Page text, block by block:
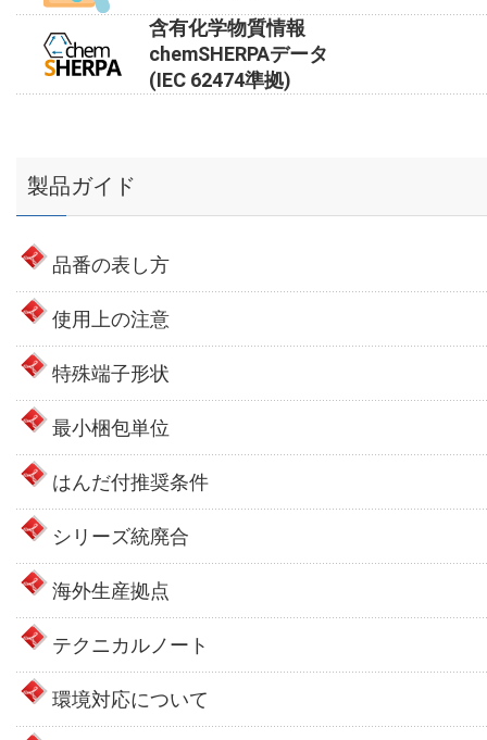
含有化学物質情報
chemSHERPAデータ
(IEC 62474準拠)
製品ガイド
品番の表し方
使用上の注意
特殊端子形状
最小梱包単位
はんだ付推奨条件
シリーズ統廃合
海外生産拠点
テクニカルノート
環境対応について